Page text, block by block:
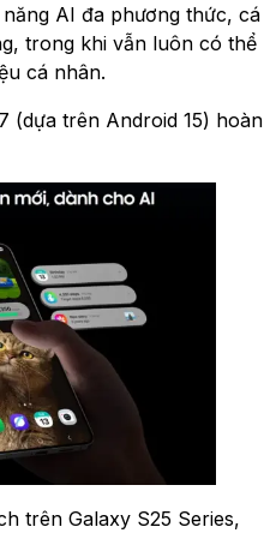
AI đa phương thức, cá
trong khi vẫn luôn có thể
cá nhân.
(dựa trên Android 15) hoàn
trên Galaxy S25 Series,